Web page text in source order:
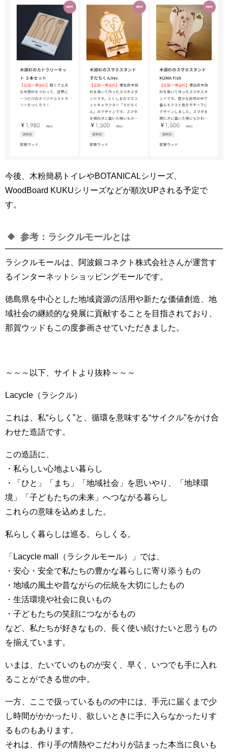
今後、木粉簡易トイレやBOTANICALシリーズ、
WoodBoard KUKUシリーズなどが順次UPされる予定で
す。
参考：ラシクルモールとは
ラシクルモールは、 阿波銀コネクト株式会社さんが運営す
るインターネットショッピングモールです。
徳島県を中心とした地域資源の活用や新たな価値創造、地
域社会の継続的な発展に貢献することを目指されており、
那賀ウッドもこの度参画させていただきました。
～～～以下、サイトより抜粋～～～
Lacycle（ラシクル）
これは、私“らしく”と、循環を意味する“サイクル”をかけ合
わせた造語です。
この造語に、
・私らしい心地よい暮らし
・「ひと」「まち」「地域社会」を思いやり、「地球環
境」「子どもたちの未来」へつながる暮らし
これらの意味を込めました。
私らしく暮らしは巡る。らしくる。
「Lacycle mall（ラシクルモール）」では、
・安心・安全で私たちの豊かな暮らしに寄り添うもの
・地域の風土や昔ながらの伝統を大切にしたもの
・生活環境や社会に良いもの
・子どもたちの笑顔につながるもの
など、私たちが好きなもの、長く使い続けたいと思うもの
を揃えています。
いまは、たいていのものが安く、早く、いつでも手に入れ
ることができる世の中。
一方、ここで扱っているものの中には、手元に届くまで少
し時間がかかったり、欲しいときに手に入らなかったりす
るものもあります。
それは、作り手の情熱やこだわりが詰まった本当に良いも